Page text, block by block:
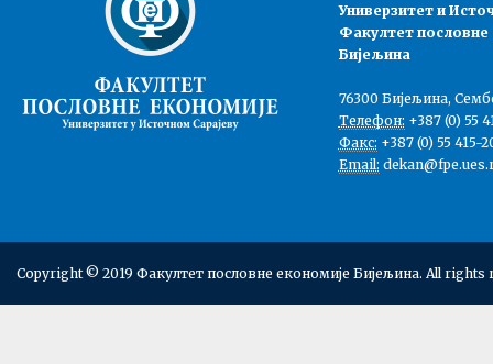
Универзитет и
Факултет пословне
Бијељина
76300 Бијељина,
Телефон: +387 (0) 55
Факс: +387 (0) 55 415-
Email:
Copyright © 2019 Факултет пословне економије Бијељина. All rights